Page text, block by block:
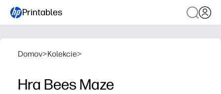
Printables
Domov>Kolekcie>
Hra Bees Maze